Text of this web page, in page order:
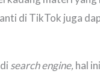
di TikTok juga
search engine, hal